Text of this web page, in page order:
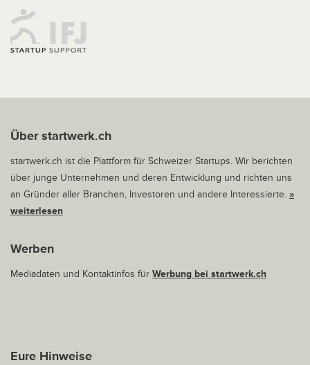
Über startwerk.ch
startwerk.ch ist die Plattform für Schweizer Startups. Wir berichten
über junge Unternehmen und deren Entwicklung und richten uns
an Gründer aller Branchen, Investoren und andere Interessierte. »
weiterlesen
Werben
Mediadaten und Kontaktinfos für Werbung bei startwerk.ch
Eure Hinweise